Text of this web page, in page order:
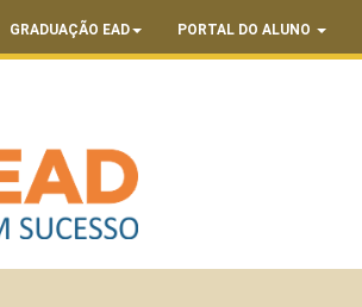
GRADUAÇÃO EAD PORTAL DO ALUNO